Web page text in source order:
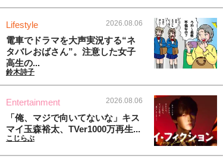
Lifestyle 2026.08.06
電車でドラマを大声実況する“ネ
タバレおばさん”。注意した女子
高生の...
鈴木詩子
Entertainment 2026.08.06
「俺、マジで向いてないな」キス
マイ玉森裕太、TVer1000万再生...
こじらぶ